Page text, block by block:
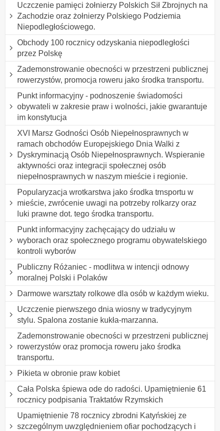
Uczczenie pamięci żołnierzy Polskich Sił Zbrojnych na
Zachodzie oraz żołnierzy Polskiego Podziemia
Niepodległościowego.
Obchody 100 rocznicy odzyskania niepodległości
przez Polskę
Zademonstrowanie obecności w przestrzeni publicznej
rowerzystów, promocja roweru jako środka transportu.
Punkt informacyjny - podnoszenie świadomości
obywateli w zakresie praw i wolności, jakie gwarantuje
im konstytucja
XVI Marsz Godności Osób Niepełnosprawnych w
ramach obchodów Europejskiego Dnia Walki z
Dyskryminacją Osób Niepełnosprawnych. Wspieranie
aktywności oraz integracji społecznej osób
niepełnosprawnych w naszym mieście i regionie.
Popularyzacja wrotkarstwa jako środka trnsportu w
mieście, zwrócenie uwagi na potrzeby rolkarzy oraz
luki prawne dot. tego środka transportu.
Punkt informacyjny zachęcający do udziału w
wyborach oraz społecznego programu obywatelskiego
kontroli wyborów
Publiczny Różaniec - modlitwa w intencji odnowy
moralnej Polski i Polaków
Darmowe warsztaty rolkowe dla osób w każdym wieku.
Uczczenie pierwszego dnia wiosny w tradycyjnym
stylu. Spalona zostanie kukła-marzanna.
Zademonstrowanie obecności w przestrzeni publicznej
rowerzystów oraz promocja roweru jako środka
transportu.
Pikieta w obronie praw kobiet
Cała Polska śpiewa ode do radości. Upamiętnienie 61
rocznicy podpisania Traktatów Rzymskich
Upamiętnienie 78 rocznicy zbrodni Katyńskiej ze
szczególnym uwzględnieniem ofiar pochodzących i